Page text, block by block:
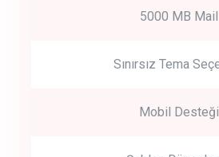
5000 MB Mail
Sınırsız Tema
Mobil Desteği